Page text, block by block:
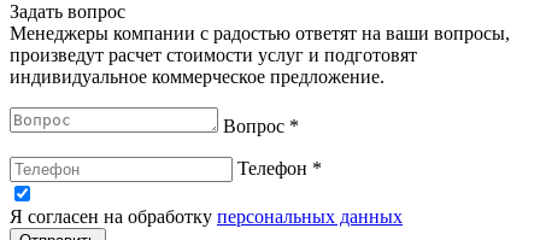
Задать вопрос
Менеджеры компании с радостью ответят на ваши вопросы,
произведут расчет стоимости услуг и подготовят
индивидуальное коммерческое предложение.
Вопрос *
Телефон *
Я согласен на обработку персональных данных